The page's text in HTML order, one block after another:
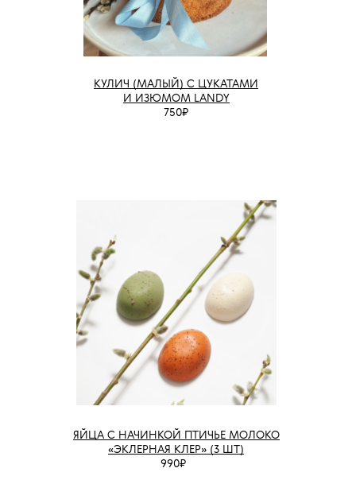
КУЛИЧ (МАЛЫЙ) С ЦУКАТАМИ
И ИЗЮМОМ LANDY
750₽
ЯЙЦА С НАЧИНКОЙ ПТИЧЬЕ МОЛОКО
«ЭКЛЕРНАЯ КЛЕР» (3 ШТ)
990₽